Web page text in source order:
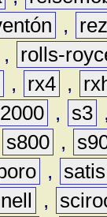
,
,
rolls-
, rx4 ,
, s3
s800 ,
,
satis
,